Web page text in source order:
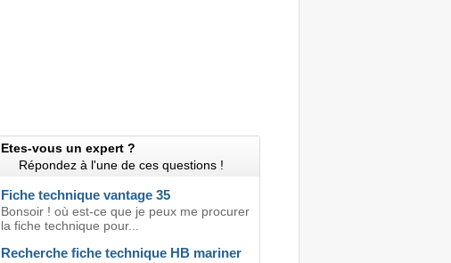
Etes-vous un expert ?
Répondez à l'une de ces questions !
Fiche technique vantage 35
Bonsoir ! où est-ce que je peux me procurer
la fiche technique pour...
Recherche fiche technique HB mariner